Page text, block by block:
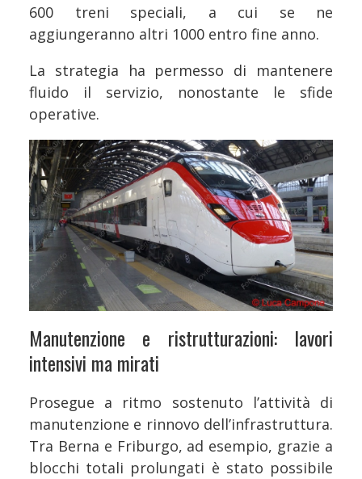
600 treni speciali, a cui se ne
aggiungeranno altri 1000 entro fine anno.
La strategia ha permesso di mantenere
fluido il servizio, nonostante le sfide
operative.
Manutenzione e ristrutturazioni: lavori
intensivi ma mirati
Prosegue a ritmo sostenuto l’attività di
manutenzione e rinnovo dell’infrastruttura.
Tra Berna e Friburgo, ad esempio, grazie a
blocchi totali prolungati è stato possibile